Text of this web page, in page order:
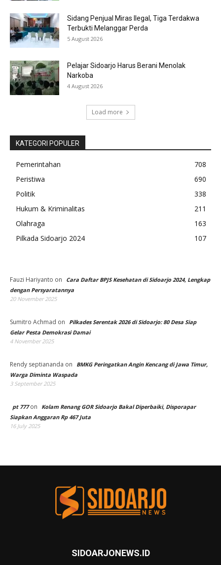
Sidang Penjual Miras Ilegal, Tiga Terdakwa
Terbukti Melanggar Perda
5 August 2026
Pelajar Sidoarjo Harus Berani Menolak
Narkoba
4 August 2026
Load more
KATEGORI POPULER
Pemerintahan
708
Peristiwa
690
Politik
338
Hukum & Kriminalitas
211
Olahraga
163
Pilkada Sidoarjo 2024
107
Fauzi Hariyanto on
Cara Daftar BPJS Kesehatan di Sidoarjo 2024, Lengkap
dengan Persyaratannya
20 November 2025
Sumitro Achmad on
Pilkades Serentak 2026 di Sidoarjo: 80 Desa Siap
Gelar Pesta Demokrasi Damai
4 November 2025
Rendy septiananda on
BMKG Peringatkan Angin Kencang di Jawa Timur,
Warga Diminta Waspada
3 September 2025
pt 777on
Kolam Renang GOR Sidoarjo Bakal Diperbaiki, Disporapar
Siapkan Anggaran Rp 467 Juta
16 July 2025
SIDOARJONEWS.ID